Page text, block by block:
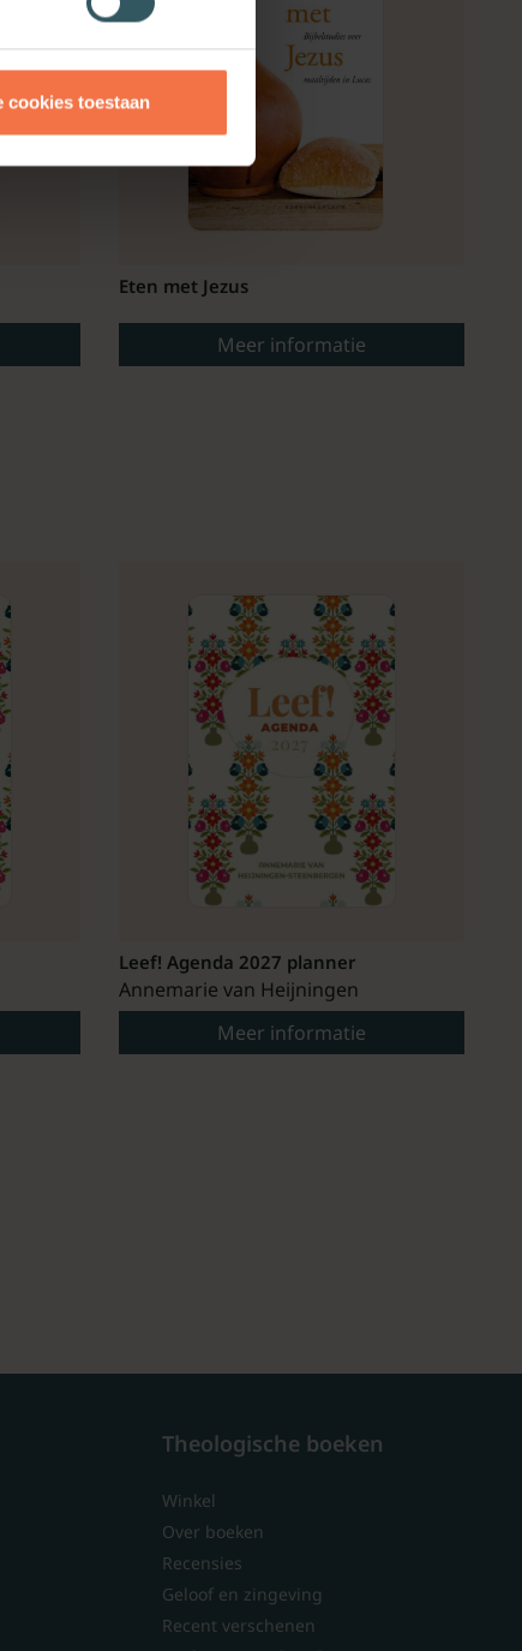
cookies toestaan
Eten met Jezus
Meer informatie
Leef! Agenda 2027 planner
Annemarie van Heijningen
Meer informatie
Theologische boeken
Winkel
Over boeken
Recensies
Geloof en zingeving
Recent verschenen